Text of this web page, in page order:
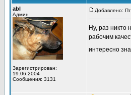
abl
Админ
Зарегистрирован:
19.06.2004
Сообщения: 3131
Добавлено:
Ну, раз никто
рабочим
интересно